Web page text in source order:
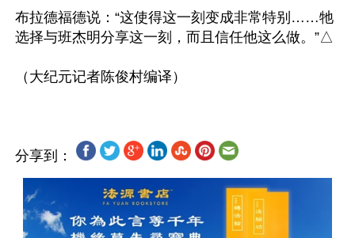
布拉德福德说：“这使得这一刻变成非常特别……牠
选择与班杰明分享这一刻，而且信任他这么做。”△
分享到：